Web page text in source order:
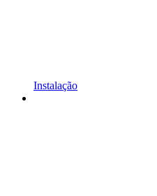
Instalação